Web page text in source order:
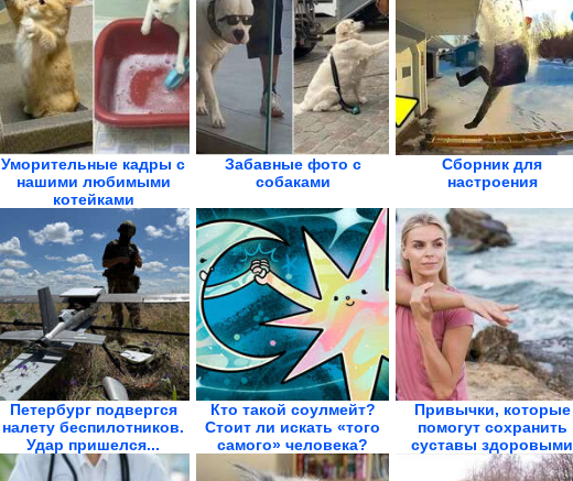
Уморительные кадры с
нашими любимыми
котейками
Забавные фото с
собаками
Сборник для
настроения
Петербург подвергся
налету беспилотников.
Удар пришелся...
Кто такой соулмейт?
Стоит ли искать «того
самого» человека?
Привычки, которые
помогут сохранить
суставы здоровыми
на...